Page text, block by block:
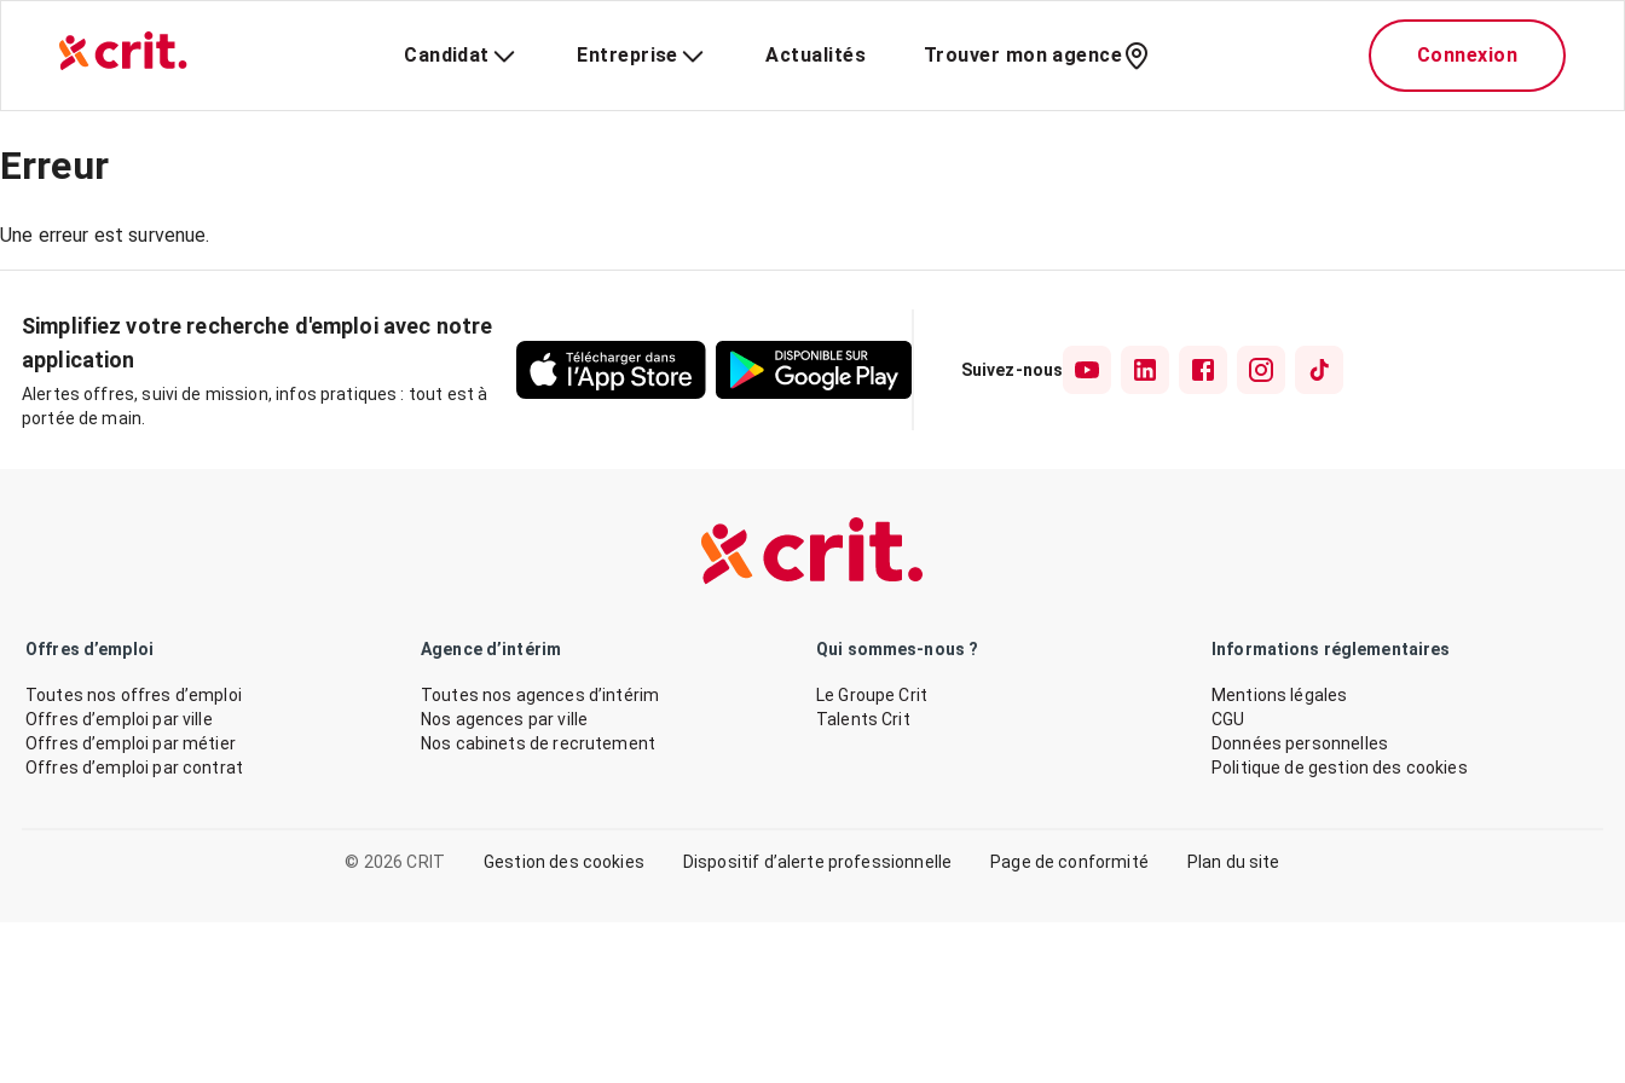
Candidat Entreprise Actualités Trouver mon agence Connexion
Erreur
Une erreur est survenue.
Simplifiez votre recherche d'emploi avec notre
application
Alertes offres, suivi de mission, infos pratiques : tout est à
portée de main.
Suivez-nous
Offres d’emploi
Toutes nos offres d’emploi
Offres d’emploi par ville
Offres d’emploi par métier
Offres d’emploi par contrat
Agence d’intérim
Toutes nos agences d’intérim
Nos agences par ville
Nos cabinets de recrutement
Qui sommes-nous ?
Le Groupe Crit
Talents Crit
Informations réglementaires
Mentions légales
CGU
Données personnelles
Politique de gestion des cookies
© 2026 CRIT Gestion des cookies Dispositif d’alerte professionnelle Page de conformité Plan du site